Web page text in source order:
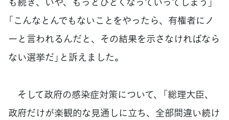
「こんなとんでもないことをやったら、有権者にノ
ーと言われるんだと、その結果を示さなければなら
ない選挙だ」と訴えました。
そして政府の感染症対策について、「総理大臣、
政府だけが楽観的な見通しに立ち、全部間違い続け